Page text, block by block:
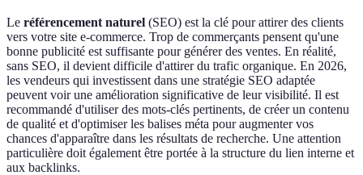
Le référencement naturel (SEO) est la clé pour attirer des clients
vers votre site e-commerce. Trop de commerçants pensent qu'une
bonne publicité est suffisante pour générer des ventes. En réalité,
sans SEO, il devient difficile d'attirer du trafic organique. En 2026,
les vendeurs qui investissent dans une stratégie SEO adaptée
peuvent voir une amélioration significative de leur visibilité. Il est
recommandé d'utiliser des mots-clés pertinents, de créer un contenu
de qualité et d'optimiser les balises méta pour augmenter vos
chances d'apparaître dans les résultats de recherche. Une attention
particulière doit également être portée à la structure du lien interne et
aux backlinks.